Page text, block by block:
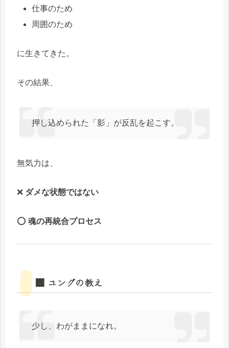
仕事のため
周囲のため
に生きてきた。
その結果、
押し込められた「影」が反乱を起こす。
無気力は、
❌ ダメな状態ではない
⭕ 魂の再統合プロセス
■ ユングの教え
少し、わがままになれ。